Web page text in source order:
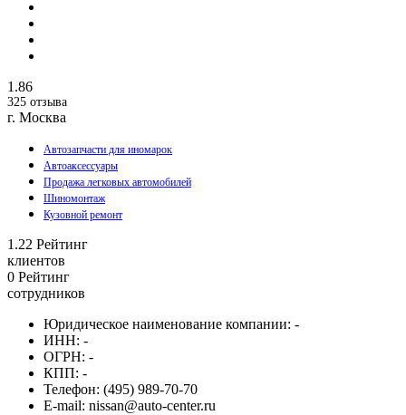
1.86
325 отзыва
г. Москва
Автозапчасти для иномарок
Автоаксессуары
Продажа легковых автомобилей
Шиномонтаж
Кузовной ремонт
1.22 Рейтинг
клиентов
0 Рейтинг
сотрудников
Юридическое наименование компании: -
ИНН: -
ОГРН: -
КПП: -
Телефон: (495) 989-70-70
E-mail: nissan@auto-center.ru